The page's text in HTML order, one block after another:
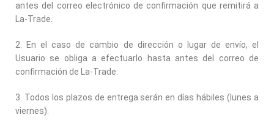
antes del correo electrónico de confirmación que remitirá a
La-Trade.
2. En el caso de cambio de dirección o lugar de envío, el
Usuario se obliga a efectuarlo hasta antes del correo de
confirmación de La-Trade.
3. Todos los plazos de entrega serán en días hábiles (lunes a
viernes).